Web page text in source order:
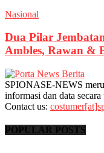
Nasional
Dua Pilar
Ambles, Rawan &
SPIONASE-NEWS
informasi dan data
Contact us:
POPULAR POSTS